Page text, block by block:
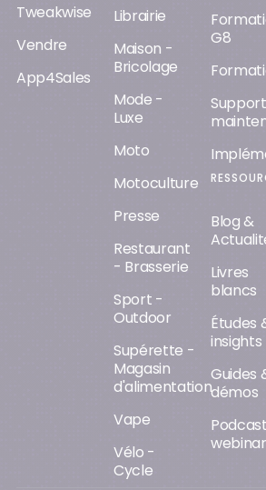
Tweakwise
Vendre
App4Sales
Librairie
Maison -
Bricolage
Mode -
Luxe
Moto
Motoculture
Presse
Restaurant
- Brasserie
Sport -
Outdoor
Supérette -
Magasin
d'alimentation
Vape
Vélo -
Cycle
G8
Blog &
Livres
blancs
Études
insights
Guides
démos